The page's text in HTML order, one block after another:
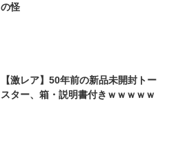
の怪
【激レア】50年前の新品未開封トー
スター、箱・説明書付きｗｗｗｗｗ